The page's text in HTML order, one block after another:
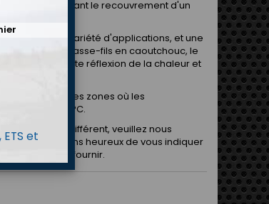
nécessitant le recouvrement d'un
dans une variété d'applications, et une
de passe-fils en caoutchouc, le
fournit une forte réflexion de la chaleur et
vapeur d'eau.
dans des zones où les
-35°C à +120°C.
d'un diamètre différent, veuillez nous
et nous serons heureux de vous indiquer
nous pouvons fournir.
et